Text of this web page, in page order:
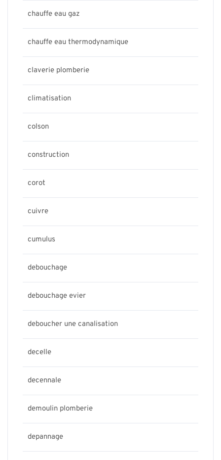
chauffe eau gaz
chauffe eau thermodynamique
claverie plomberie
climatisation
colson
construction
corot
cuivre
cumulus
debouchage
debouchage evier
deboucher une canalisation
decelle
decennale
demoulin plomberie
depannage